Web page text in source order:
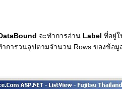
จะทำการอ่าน Label ที่อยู่
ำการวนลูปตามจำนวน Rows ของข้อมู